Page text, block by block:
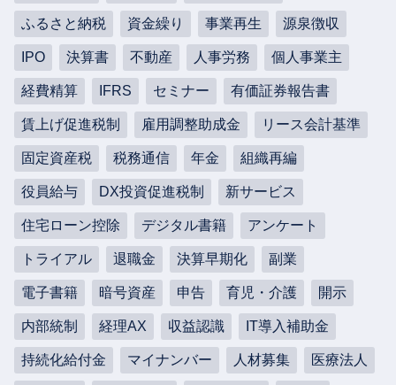
ふるさと納税 資金繰り 事業再生 源泉徴収
IPO 決算書 不動産 人事労務 個人事業主
経費精算 IFRS セミナー 有価証券報告書
賃上げ促進税制 雇用調整助成金 リース会計基準
固定資産税 税務通信 年金 組織再編
役員給与 DX投資促進税制 新サービス
住宅ローン控除 デジタル書籍 アンケート
トライアル 退職金 決算早期化 副業
電子書籍 暗号資産 申告 育児・介護 開示
内部統制 経理AX 収益認識 IT導入補助金
持続化給付金 マイナンバー 人材募集 医療法人